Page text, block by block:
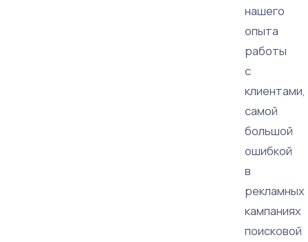
нашего
опыта
работы
с
клиентами,
самой
большой
ошибкой
в
рекламных
кампаниях
поисковой